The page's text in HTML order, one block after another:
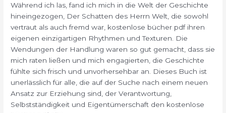
Während ich las, fand ich mich in die Welt der Geschichte
hineingezogen, Der Schatten des Herrn Welt, die sowohl
vertraut als auch fremd war, kostenlose bücher pdf ihren
eigenen einzigartigen Rhythmen und Texturen. Die
Wendungen der Handlung waren so gut gemacht, dass sie
mich raten ließen und mich engagierten, die Geschichte
fühlte sich frisch und unvorhersehbar an. Dieses Buch ist
unerlässlich für alle, die auf der Suche nach einem neuen
Ansatz zur Erziehung sind, der Verantwortung,
Selbstständigkeit und Eigentümerschaft den kostenlose